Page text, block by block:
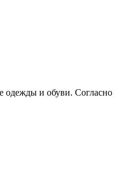
одежды и обуви. Согласно